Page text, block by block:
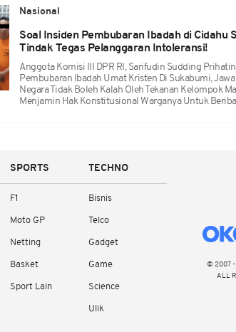
Nasional
Soal Insiden Pembubaran Ibadah di Cidahu
Tindak Tegas Pelanggaran Intoleransi!
Anggota Komisi III DPR RI, Sarifudin Sudding
Pembubaran Ibadah Umat Kristen Di Sukabumi, Jawa
Negara Tidak Boleh Kalah Oleh Tekanan Kelompok
Menjamin Hak Konstitusional Warganya Untuk
SPORTS
F1
Moto GP
Netting
Basket
Sport Lain
TECHNO
Bisnis
Telco
Gadget
Game
Science
Ulik
© 2007 -
ALL